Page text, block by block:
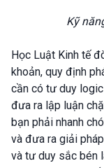
Kỹ
Học Luật Kinh tế
khoản, quy định
cần có tư duy
đưa ra lập luận
bạn phải nhanh
và đưa ra giải
và tư duy sắc bén